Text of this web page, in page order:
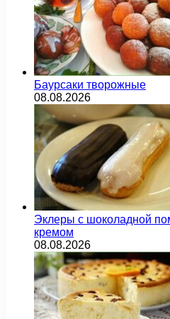
Баурсаки творожные
08.08.2026
Эклеры с шоколадной
кремом
08.08.2026